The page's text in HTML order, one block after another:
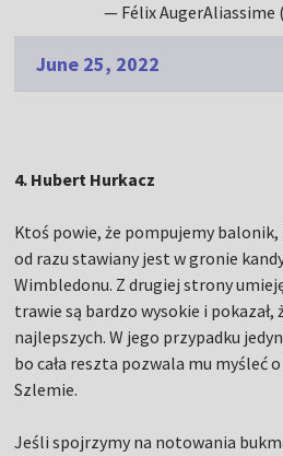
— Félix AugerAliassime
June 25, 2022
4. Hubert Hurkacz
Ktoś powie, że pompujemy balonik,
od razu stawiany jest w gronie
Wimbledonu. Z drugiej strony
trawie są bardzo wysokie i
najlepszych. W jego przypadku
bo cała reszta pozwala mu myśleć
Szlemie.
Jeśli spojrzymy na notowania